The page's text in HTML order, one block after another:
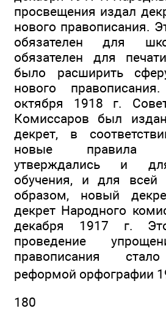
просвещения издал
нового правописания.
обязателен для
обязателен для
было расширить
нового
октября 1918 г.
Комиссаров был
декрет, в
новые правила
утверждались и
обучения, и для всей
образом, новый
декрет Народного
декабря 1917 г.
проведение
правописания
реформой орфографии
180